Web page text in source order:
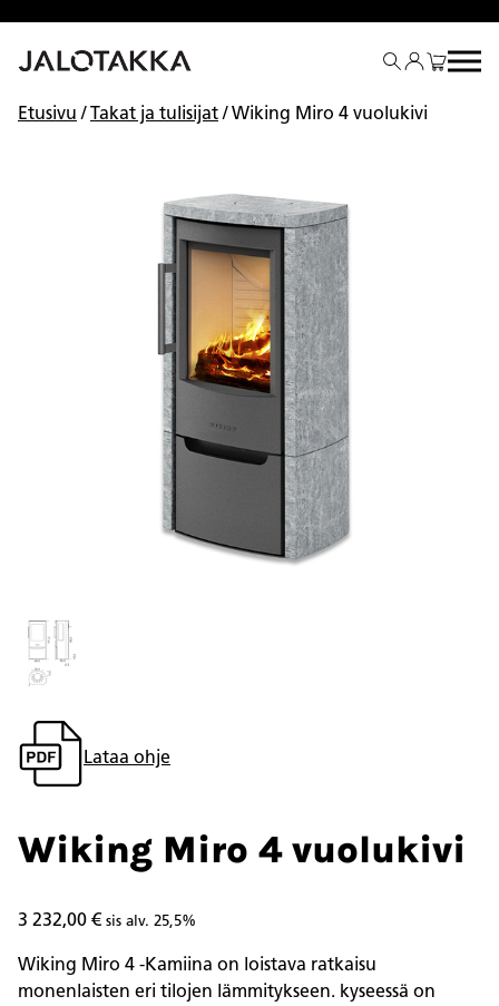
Etusivu /Takat ja tulisijat/ Wiking Miro 4 vuolukivi
Lataa ohje
Wiking Miro 4 vuolukivi
3 232,00 € sis alv. 25,5%
Wiking Miro 4 -Kamiina on loistava ratkaisu
monenlaisten eri tilojen lämmitykseen. kyseessä on